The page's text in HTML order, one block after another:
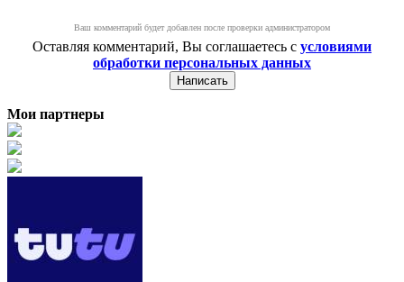
Ваш комментарий будет добавлен после проверки администратором
Оставляя комментарий, Вы соглашаетесь с условиями
обработки персональных данных
Мои партнеры